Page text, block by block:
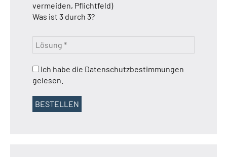
vermeiden, Pflichtfeld)
Was ist 3 durch 3?
Ich habe die Datenschutzbestimmungen
gelesen.